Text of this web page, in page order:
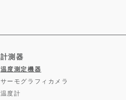
計測器
温度測定機器
サーモグラフィカメラ
温度計